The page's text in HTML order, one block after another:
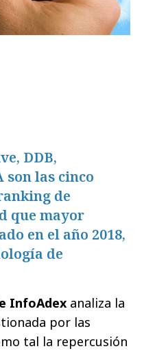
DDB,
son las cinco
de
que mayor
en el año 2018,
de
InfoAdex analiza la
por las
tal la repercusión